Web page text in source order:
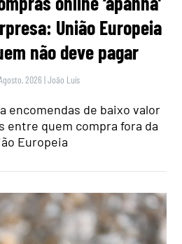
União Europeia
não deve pagar
2026 |João Luís
encomendas de baixo valor
entre quem compra fora da
Europeia